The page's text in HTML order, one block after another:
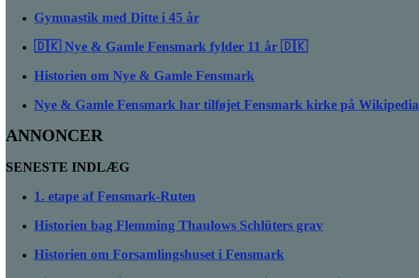
Gymnastik med Ditte i 45 år
🇩🇰 Nye & Gamle Fensmark fylder 11 år 🇩🇰
Historien om Nye & Gamle Fensmark
Nye & Gamle Fensmark har tilføjet Fensmark kirke på Wikipedia
ANNONCER
SENESTE INDLÆG
1. etape af Fensmark-Ruten
Historien bag Flemming Thaulows Schlüters grav
Historien om Forsamlingshuset i Fensmark